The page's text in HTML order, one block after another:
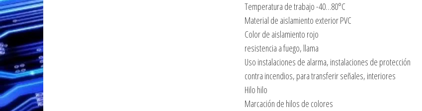
Temperatura de trabajo -40…80°C
Material de aislamiento exterior PVC
Color de aislamiento rojo
resistencia a fuego, llama
Uso instalaciones de alarma, instalaciones de protección
contra incendios, para transferir señales, interiores
Hilo hilo
Marcación de hilos de colores